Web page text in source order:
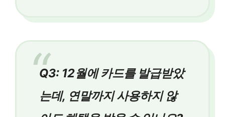
Q3: 12월에 카드를 발급받았
는데, 연말까지 사용하지 않